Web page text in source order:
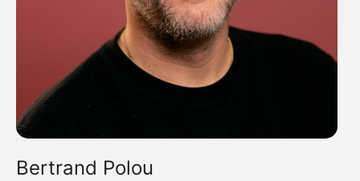
Bertrand Polou